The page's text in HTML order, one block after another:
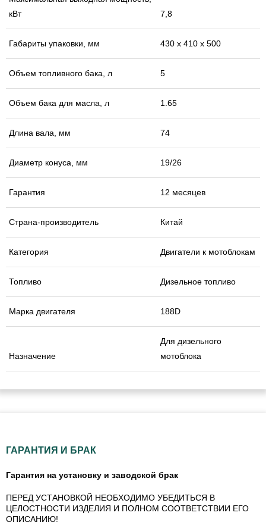
кВт
7,8
Габариты упаковки, мм 430 х 410 х 500
Объем топливного бака, л 5
Объем бака для масла, л 1.65
Длина вала, мм 74
Диаметр конуса, мм 19/26
Гарантия 12 месяцев
Страна-производитель Китай
Категория Двигатели к мотоблокам
Топливо Дизельное топливо
Марка двигателя 188D
Назначение
Для дизельного
мотоблока
ГАРАНТИЯ И БРАК
Гарантия на установку и заводской брак
ПЕРЕД УСТАНОВКОЙ НЕОБХОДИМО УБЕДИТЬСЯ В
ЦЕЛОСТНОСТИ ИЗДЕЛИЯ И ПОЛНОМ СООТВЕТСТВИИ ЕГО
ОПИСАНИЮ!